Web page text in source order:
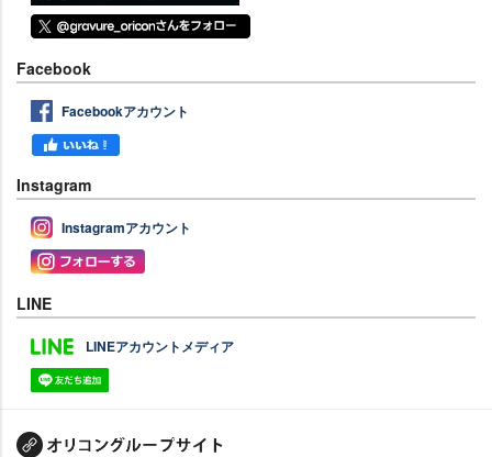
Facebook
Facebookアカウント
Instagram
Instagramアカウント
LINE
LINEアカウントメディア